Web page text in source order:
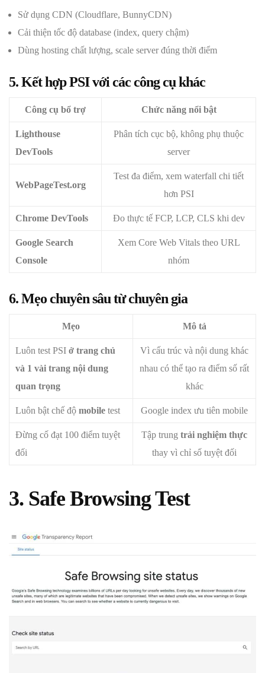
Sử dụng CDN (Cloudflare, BunnyCDN)
Cải thiện tốc độ database (index, query chậm)
Dùng hosting chất lượng, scale server đúng thời điểm
5. Kết hợp PSI với các công cụ khác
Công cụ bổ trợ Chức năng nổi bật
Lighthouse
DevTools
Phân tích cục bộ, không phụ thuộc
server
WebPageTest.org
Test đa điểm, xem waterfall chi tiết
hơn PSI
Chrome DevTools Đo thực tế FCP, LCP, CLS khi dev
Google Search
Console
Xem Core Web Vitals theo URL
nhóm
6. Mẹo chuyên sâu từ chuyên gia
Mẹo Mô tả
Luôn test PSI ở trang chủ
và 1 vài trang nội dung
quan trọng
Vì cấu trúc và nội dung khác
nhau có thể tạo ra điểm số rất
khác
Luôn bật chế độ mobile test Google index ưu tiên mobile
Đừng cố đạt 100 điểm tuyệt
đối
Tập trung trải nghiệm thực
thay vì chỉ số tuyệt đối
3. Safe Browsing Test